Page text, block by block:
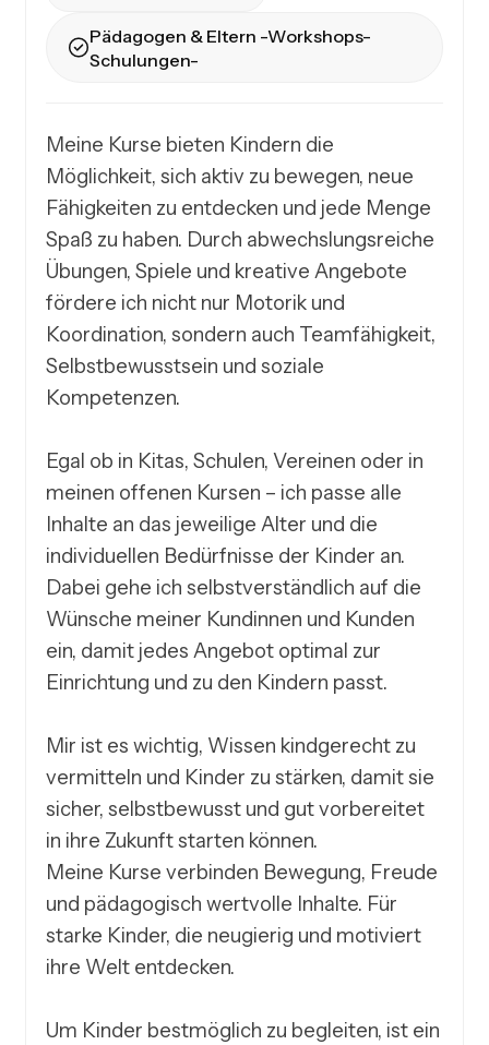
Pädagogen & Eltern -Workshops-
Schulungen-
Meine Kurse bieten Kindern die
Möglichkeit, sich aktiv zu bewegen, neue
Fähigkeiten zu entdecken und jede Menge
Spaß zu haben. Durch abwechslungsreiche
Übungen, Spiele und kreative Angebote
fördere ich nicht nur Motorik und
Koordination, sondern auch Teamfähigkeit,
Selbstbewusstsein und soziale
Kompetenzen.
Egal ob in Kitas, Schulen, Vereinen oder in
meinen offenen Kursen – ich passe alle
Inhalte an das jeweilige Alter und die
individuellen Bedürfnisse der Kinder an.
Dabei gehe ich selbstverständlich auf die
Wünsche meiner Kundinnen und Kunden
ein, damit jedes Angebot optimal zur
Einrichtung und zu den Kindern passt.
Mir ist es wichtig, Wissen kindgerecht zu
vermitteln und Kinder zu stärken, damit sie
sicher, selbstbewusst und gut vorbereitet
in ihre Zukunft starten können.
Meine Kurse verbinden Bewegung, Freude
und pädagogisch wertvolle Inhalte. Für
starke Kinder, die neugierig und motiviert
ihre Welt entdecken.
Um Kinder bestmöglich zu begleiten, ist ein